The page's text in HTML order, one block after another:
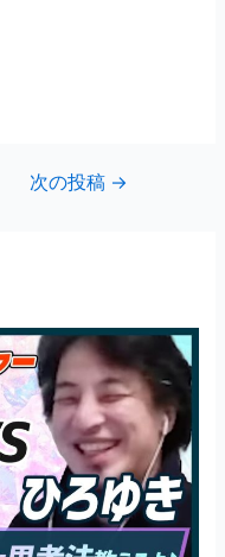
次の投稿 →